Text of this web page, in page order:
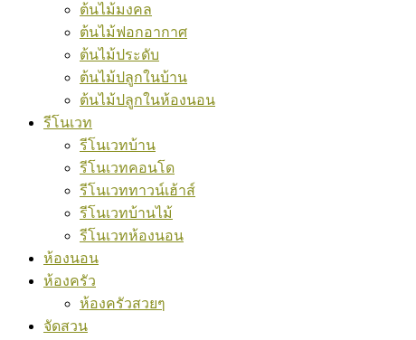
ต้นไม้มงคล
ต้นไม้ฟอกอากาศ
ต้นไม้ประดับ
ต้นไม้ปลูกในบ้าน
ต้นไม้ปลูกในห้องนอน
รีโนเวท
รีโนเวทบ้าน
รีโนเวทคอนโด
รีโนเวททาวน์เฮ้าส์
รีโนเวทบ้านไม้
รีโนเวทห้องนอน
ห้องนอน
ห้องครัว
ห้องครัวสวยๆ
จัดสวน